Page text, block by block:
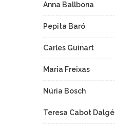
Anna Ballbona
Pepita Baró
Carles Guinart
Maria Freixas
Núria Bosch
Teresa Cabot Dalgé